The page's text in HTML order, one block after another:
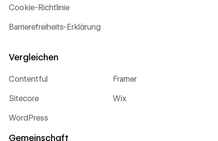
Cookie-Richtlinie
Barrierefreiheits-Erklärung
Vergleichen
Contentful Framer
Sitecore Wix
WordPress
Gemeinschaft